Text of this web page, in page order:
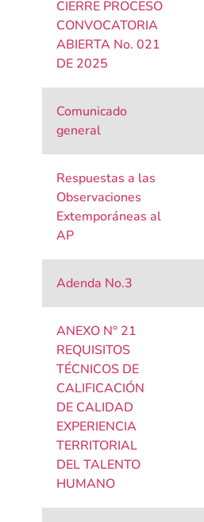
CIERRE PROCESO
CONVOCATORIA
ABIERTA No. 021
DE 2025
Comunicado
general
Respuestas a las
Observaciones
Extemporáneas al
AP
Adenda No.3
ANEXO N° 21
REQUISITOS
TÉCNICOS DE
CALIFICACIÓN
DE CALIDAD
EXPERIENCIA
TERRITORIAL
DEL TALENTO
HUMANO